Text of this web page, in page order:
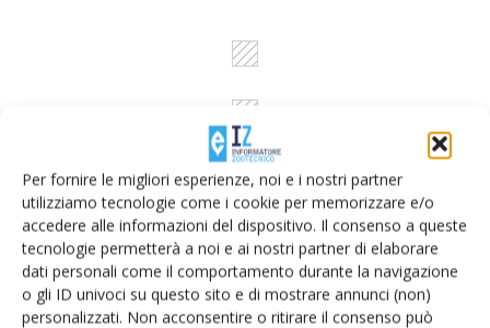
Per fornire le migliori esperienze, noi e i nostri partner
utilizziamo tecnologie come i cookie per memorizzare e/o
accedere alle informazioni del dispositivo. Il consenso a queste
tecnologie permetterà a noi e ai nostri partner di elaborare
dati personali come il comportamento durante la navigazione
o gli ID univoci su questo sito e di mostrare annunci (non)
personalizzati. Non acconsentire o ritirare il consenso può
Rimani aggiornato sul mondo
dell’agricoltura